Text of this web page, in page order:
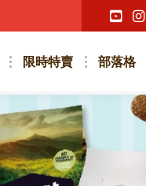
限時特賣 部落格